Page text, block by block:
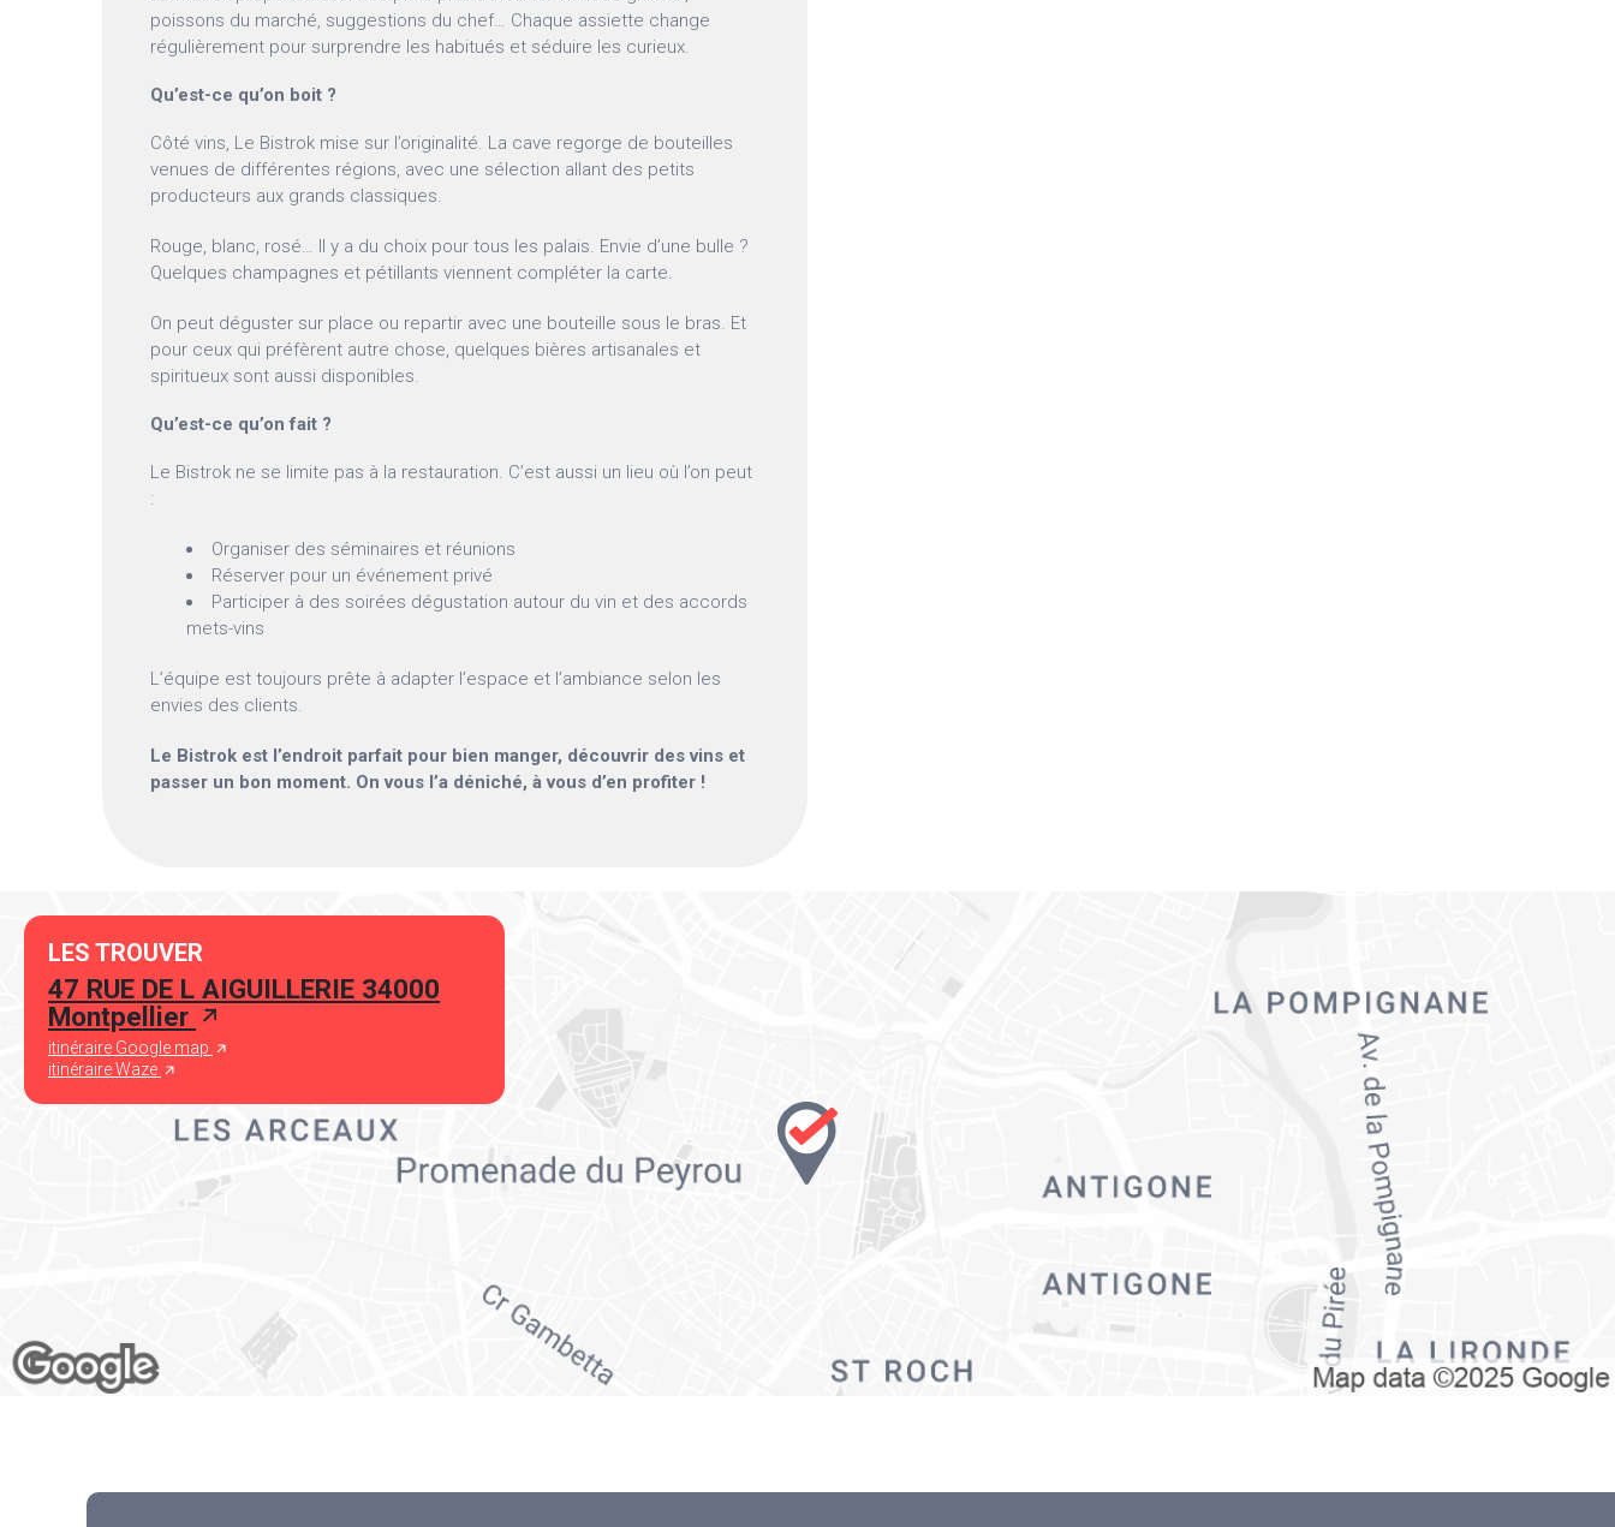
poissons du marché, suggestions du chef… Chaque assiette change
régulièrement pour surprendre les habitués et séduire les curieux.
Qu’est-ce qu’on boit ?
Côté vins, Le Bistrok mise sur l’originalité. La cave regorge de bouteilles
venues de différentes régions, avec une sélection allant des petits
producteurs aux grands classiques.
Rouge, blanc, rosé… Il y a du choix pour tous les palais. Envie d’une bulle ?
Quelques champagnes et pétillants viennent compléter la carte.
On peut déguster sur place ou repartir avec une bouteille sous le bras. Et
pour ceux qui préfèrent autre chose, quelques bières artisanales et
spiritueux sont aussi disponibles.
Qu’est-ce qu’on fait ?
Le Bistrok ne se limite pas à la restauration. C’est aussi un lieu où l’on peut
:
Organiser des séminaires et réunions
Réserver pour un événement privé
Participer à des soirées dégustation autour du vin et des accords
mets-vins
L’équipe est toujours prête à adapter l’espace et l’ambiance selon les
envies des clients.
Le Bistrok est l’endroit parfait pour bien manger, découvrir des vins et
passer un bon moment. On vous l’a déniché, à vous d’en profiter !
LES TROUVER
47 RUE DE L AIGUILLERIE 34000
Montpellier
itinéraire Google map
itinéraire Waze